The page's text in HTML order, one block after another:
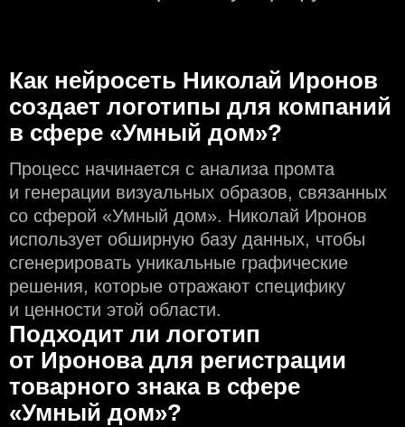
Как нейросеть Николай Иронов
создаeт логотипы для компаний
в сфере «Умный дом»?
Процесс начинается с анализа промта
и генерации визуальных образов, связанных
со сферой «Умный дом». Николай Иронов
использует обширную базу данных, чтобы
сгенерировать уникальные графические
решения, которые отражают специфику
и ценности этой области.
Подходит ли логотип
от Иронова для регистрации
товарного знака в сфере
«Умный дом»?